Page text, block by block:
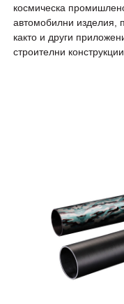
космическа
автомобилни изделия,
както и други
строителни